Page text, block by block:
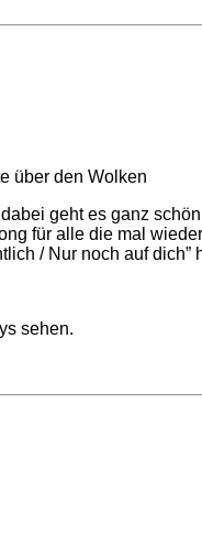
geht es ganz
für alle die mal
/ Nur noch auf
sehen.